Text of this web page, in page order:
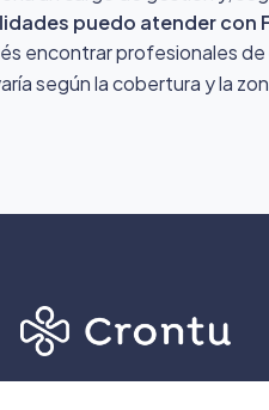
puedo atender con
encontrar profesionales
según la cobertura y la